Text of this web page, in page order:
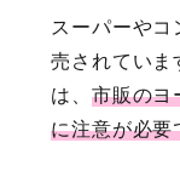
スーパーやコ
売されていま
は、市販のヨ
に注意が必要